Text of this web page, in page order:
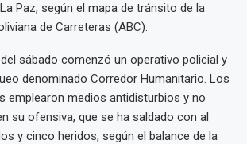
Paz, según el mapa de tránsito de la
de Carreteras (ABC).
sábado comenzó un operativo policial y
denominado Corredor Humanitario. Los
emplearon medios antidisturbios y no
su ofensiva, que se ha saldado con al
y cinco heridos, según el balance de la